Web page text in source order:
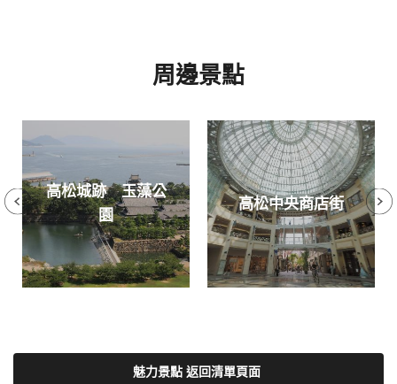
周邊景點
高松城跡 玉藻公
園
高松中央商店街
魅力景點 返回清單頁面